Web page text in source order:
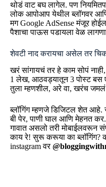
थोडं वाट बघ लागेल. पण
लोक आपोआप येथील ब्लॉगवर
मग Google AdSense मंजूर
पैशाचा पाऊस पडायला वेळ
शेवटी नाद करायचा असेल तर
खरं सांगायचं तर हे काम सोपं
1 लेख, आठवड्यातून 3 पोस्ट बस
तुला म्हणशील, अरे वा, खरंच
ब्लॉगिंग म्हणजे डिजिटल शेत आहे.
बी पेर, पाणी घाल आणि मेहनत
गावात असलो तरी मोबाईलवरून
काय रे! सुरू करूया का ब्लॉगिंग?
instagram वर